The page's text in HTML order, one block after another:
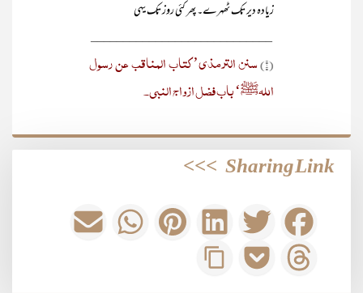
زیادہ دیر تک ٹھہرے۔ پھر کئی روز تک یہی
____________________________
(۱) سنن الترمذی’ کتاب المناقب عن رسول
اللہﷺ‘ باب فضل ازواج النبی۔
Sharing Link
>>>